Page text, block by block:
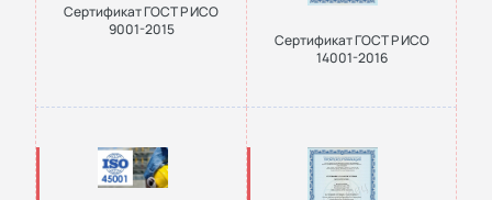
Сертификат ГОСТ Р ИСО
9001-2015
Сертификат ГОСТ Р ИСО
14001-2016